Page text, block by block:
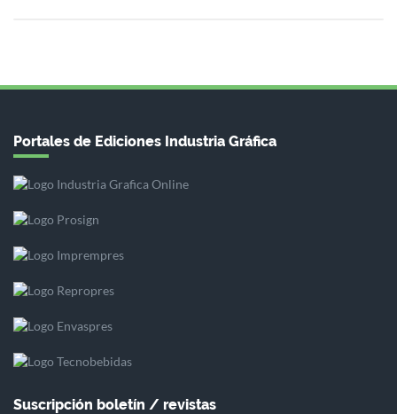
Portales de Ediciones Industria Gráfica
Suscripción boletín / revistas